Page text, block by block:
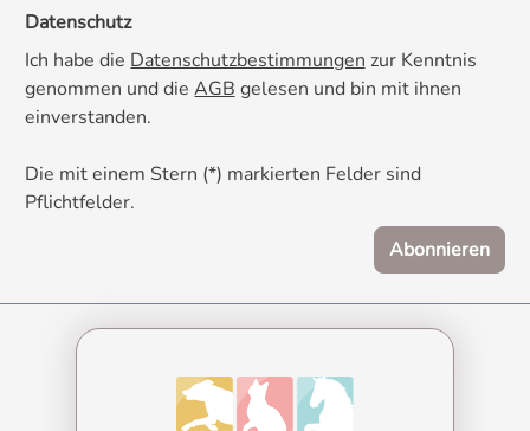
Datenschutz
Ich habe die Datenschutzbestimmungen zur Kenntnis
genommen und die AGB gelesen und bin mit ihnen
einverstanden.
Die mit einem Stern (*) markierten Felder sind
Pflichtfelder.
Abonnieren